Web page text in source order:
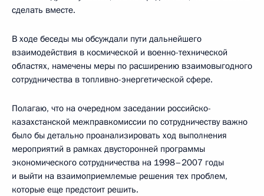
сделать вместе.
В ходе беседы мы обсуждали пути дальнейшего
взаимодействия в космической и военно-технической
областях, намечены меры по расширению взаимовыгодного
сотрудничества в топливно-энергетической сфере.
Полагаю, что на очередном заседании российско-
казахстанской межправкомиссии по сотрудничеству важно
было бы детально проанализировать ход выполнения
мероприятий в рамках двусторонней программы
экономического сотрудничества на 1998–2007 годы
и выйти на взаимоприемлемые решения тех проблем,
которые еще предстоит решить.